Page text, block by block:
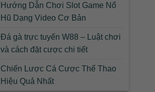
Hướng Dẫn Chơi Slot Game Nổ
Hũ Dạng Video Cơ Bản
Đá gà trực tuyến W88 – Luật chơi
và cách đặt cược chi tiết
Chiến Lược Cá Cược Thể Thao
Hiệu Quả Nhất